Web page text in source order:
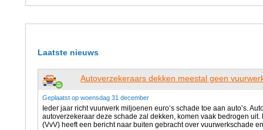
Laatste nieuws
Autoverzekeraars dekken meestal geen
Geplaatst op woensdag 31 december
Ieder jaar richt vuurwerk miljoenen euro’s schade toe aan auto’s.
autoverzekeraar deze schade zal dekken, komen vaak bedrogen uit.
(VvV) heeft een bericht naar buiten gebracht over vuurwerkschade